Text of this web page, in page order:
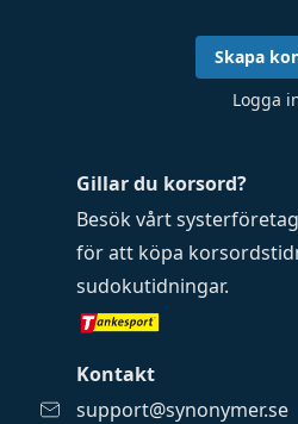
Gillar du korsord?
Besök vårt systerföretag
för att köpa
sudokutidningar.
Kontakt
support@synonymer.se
Skapa
Logga